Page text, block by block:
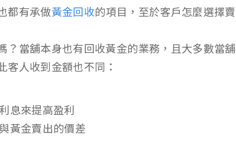
都有承做黃金回收的項目，至於客戶怎麼選擇
？當舖本身也有回收黃金的業務，且大多數當
人收到金額也不同：
息來提高盈利
黃金賣出的價差